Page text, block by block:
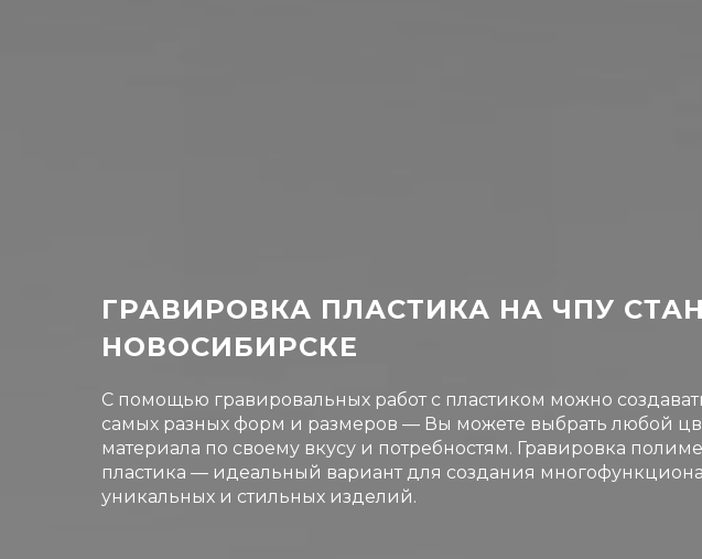
ГРАВИРОВКА ПЛАСТИКА НА ЧПУ
НОВОСИБИРСКЕ
С помощью гравировальных работ с пластиком можно
самых разных форм и размеров — Вы можете выбрать любой
материала по своему вкусу и потребностям. Гравировка
пластика — идеальный вариант для создания
уникальных и стильных изделий.